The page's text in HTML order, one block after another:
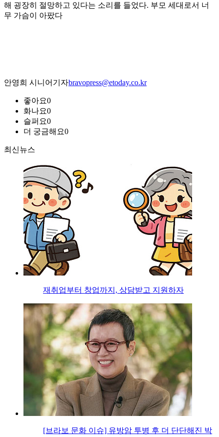
해 굉장히 절망하고 있다는 소리를 들었다. 부모 세대로서 너
무 가슴이 아팠다
안영희 시니어기자bravopress@etoday.co.kr
좋아요0
화나요0
슬퍼요0
더 궁금해요0
최신뉴스
재취업부터 창업까지, 상담받고 지원하자
[브라보 문화 이슈] 유방암 투병 후 더 단단해진 박